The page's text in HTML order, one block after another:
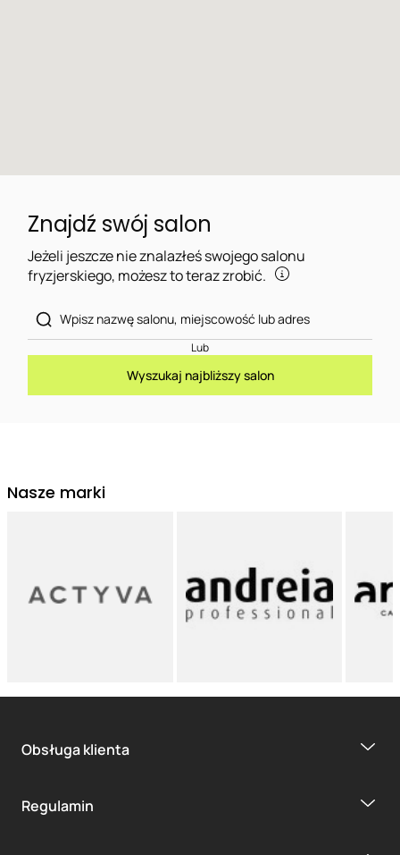
Znajdź swój salon
Jeżeli jeszcze nie znalazłeś swojego salonu
fryzjerskiego, możesz to teraz zrobić.
Lub
Wyszukaj najbliższy salon
Nasze marki
Obsługa klienta
Regulamin